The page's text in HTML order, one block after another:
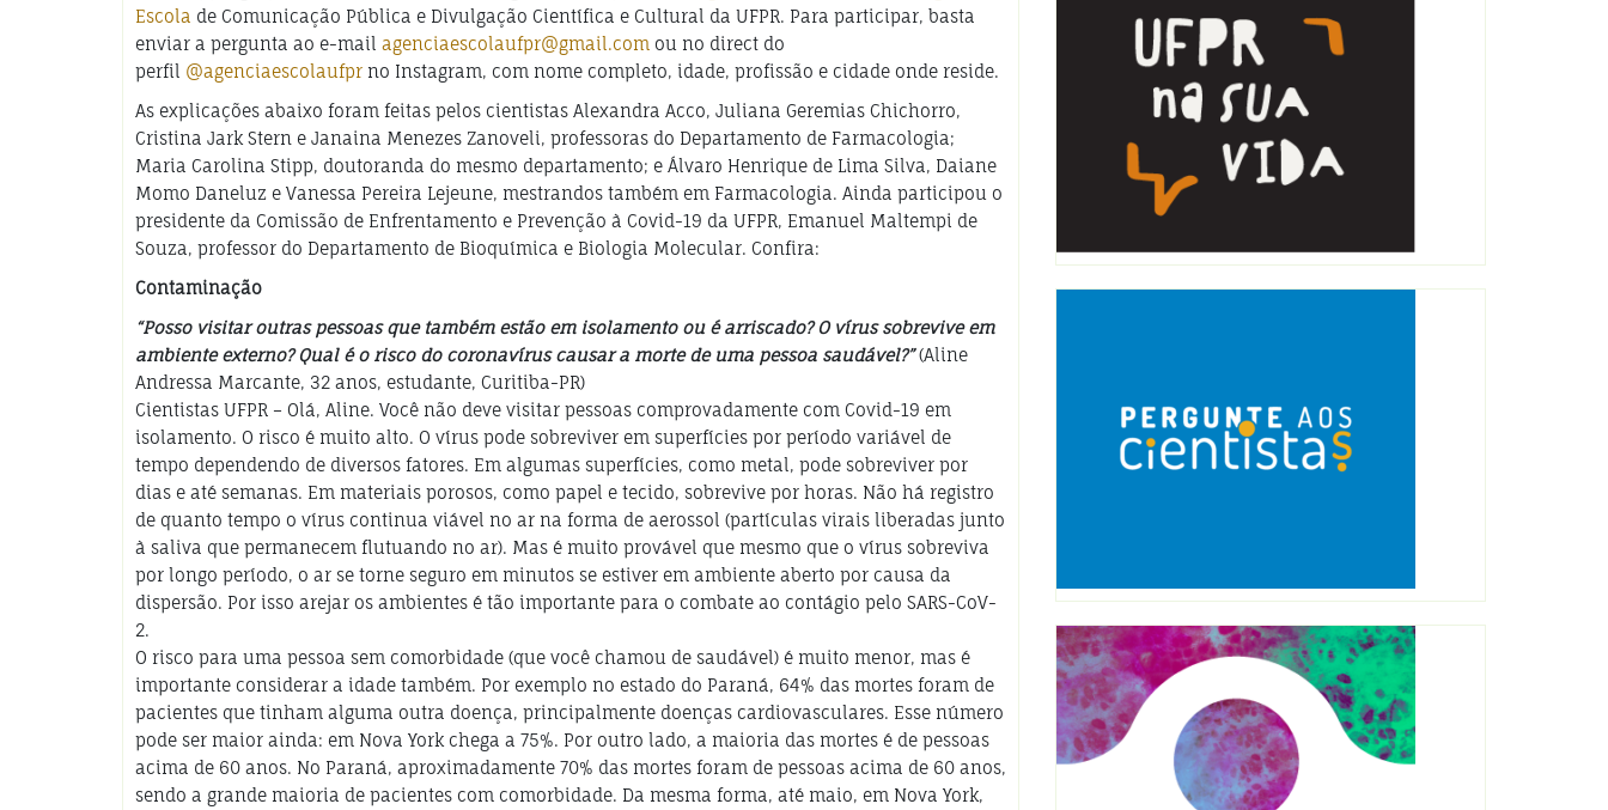
Escola de Comunicação Pública e Divulgação Científica e Cultural da UFPR. Para participar, basta
enviar a pergunta ao e-mail agenciaescolaufpr@gmail.com ou no direct do
perfil @agenciaescolaufpr no Instagram, com nome completo, idade, profissão e cidade onde reside.
As explicações abaixo foram feitas pelos cientistas Alexandra Acco, Juliana Geremias Chichorro,
Cristina Jark Stern e Janaina Menezes Zanoveli, professoras do Departamento de Farmacologia;
Maria Carolina Stipp, doutoranda do mesmo departamento; e Álvaro Henrique de Lima Silva, Daiane
Momo Daneluz e Vanessa Pereira Lejeune, mestrandos também em Farmacologia. Ainda participou o
presidente da Comissão de Enfrentamento e Prevenção à Covid-19 da UFPR, Emanuel Maltempi de
Souza, professor do Departamento de Bioquímica e Biologia Molecular. Confira:
Contaminação
“Posso visitar outras pessoas que também estão em isolamento ou é arriscado? O vírus sobrevive em
ambiente externo? Qual é o risco do coronavírus causar a morte de uma pessoa saudável?”(Aline
Andressa Marcante, 32 anos, estudante, Curitiba-PR)
Cientistas UFPR – Olá, Aline. Você não deve visitar pessoas comprovadamente com Covid-19 em
isolamento. O risco é muito alto. O vírus pode sobreviver em superfícies por período variável de
tempo dependendo de diversos fatores. Em algumas superfícies, como metal, pode sobreviver por
dias e até semanas. Em materiais porosos, como papel e tecido, sobrevive por horas. Não há registro
de quanto tempo o vírus continua viável no ar na forma de aerossol (partículas virais liberadas junto
à saliva que permanecem flutuando no ar). Mas é muito provável que mesmo que o vírus sobreviva
por longo período, o ar se torne seguro em minutos se estiver em ambiente aberto por causa da
dispersão. Por isso arejar os ambientes é tão importante para o combate ao contágio pelo SARS-CoV-
2.
O risco para uma pessoa sem comorbidade (que você chamou de saudável) é muito menor, mas é
importante considerar a idade também. Por exemplo no estado do Paraná, 64% das mortes foram de
pacientes que tinham alguma outra doença, principalmente doenças cardiovasculares. Esse número
pode ser maior ainda: em Nova York chega a 75%. Por outro lado, a maioria das mortes é de pessoas
acima de 60 anos. No Paraná, aproximadamente 70% das mortes foram de pessoas acima de 60 anos,
sendo a grande maioria de pacientes com comorbidade. Da mesma forma, até maio, em Nova York,